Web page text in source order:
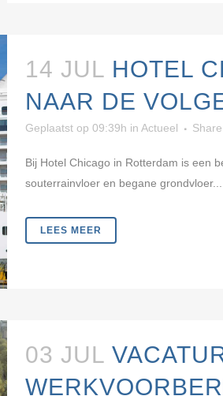
14 JUL HOTEL
NAAR DE
Geplaatst op 09:39h in Actueel Share
Bij Hotel Chicago in Rotterdam is een
souterrainvloer en begane grondvloer...
LEES MEER
03 JUL